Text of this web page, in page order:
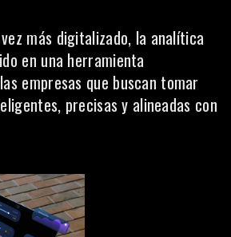
más digitalizado, la analítica
en una herramienta
empresas que buscan tomar
precisas y alineadas con